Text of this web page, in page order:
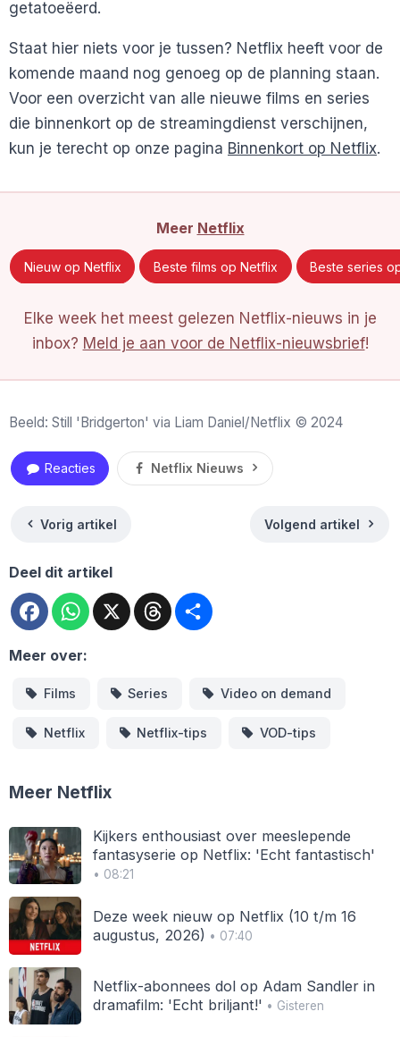
getatoeëerd.
Staat hier niets voor je tussen? Netflix heeft voor de
komende maand nog genoeg op de planning staan.
Voor een overzicht van alle nieuwe films en series
die binnenkort op de streamingdienst verschijnen,
kun je terecht op onze pagina Binnenkort op Netflix.
Meer Netflix
Nieuw op Netflix Beste films op Netflix Beste series
Elke week het meest gelezen Netflix-nieuws in je
inbox? Meld je aan voor de Netflix-nieuwsbrief!
Beeld: Still 'Bridgerton' via Liam Daniel/Netflix © 2024
Reacties Netflix Nieuws
Vorig artikel Volgend artikel
Deel dit artikel
FacebookWhatsApp
X Threads
Meer over:
Films Series Video on demand
Netflix Netflix-tips VOD-tips
Meer Netflix
Kijkers enthousiast over meeslepende
fantasyserie op Netflix: 'Echt fantastisch'
• 08:21
Deze week nieuw op Netflix (10 t/m 16
augustus, 2026) • 07:40
Netflix-abonnees dol op Adam Sandler in
dramafilm: 'Echt briljant!' • Gisteren